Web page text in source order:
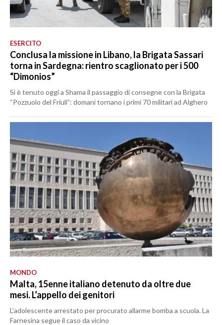
ESERCITO
Conclusa la missione in Libano, la Brigata Sassari
torna in Sardegna: rientro scaglionato per i 500
“Dimonios”
Si è tenuto oggi a Shama il passaggio di consegne con la Brigata
“Pozzuolo del Friuli”: domani tornano i primi 70 militari ad Alghero
MONDO
Malta, 15enne italiano detenuto da oltre due
mesi. L’appello dei genitori
L’adolescente arrestato per procurato allarme bomba a scuola. La
Farnesina segue il caso da vicino